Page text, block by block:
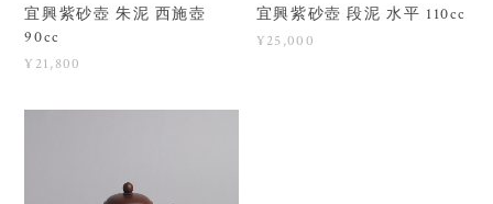
宜興紫砂壺 朱泥 西施壺
90cc
¥21,800
宜興紫砂壺 段泥 水平 110cc
¥25,000